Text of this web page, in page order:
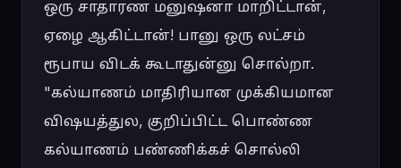
ஒரு சாதாரண மனுஷனா மாறிட்டான்,
ஏழை ஆகிட்டான்! பானு ஒரு லட்சம்
ரூபாய விடக் கூடாதுன்னு சொல்றா.
"கல்யாணம் மாதிரியான முக்கியமான
விஷயத்துல, குறிப்பிட்ட பொண்ண
கல்யாணம் பண்ணிக்கச் சொல்லி